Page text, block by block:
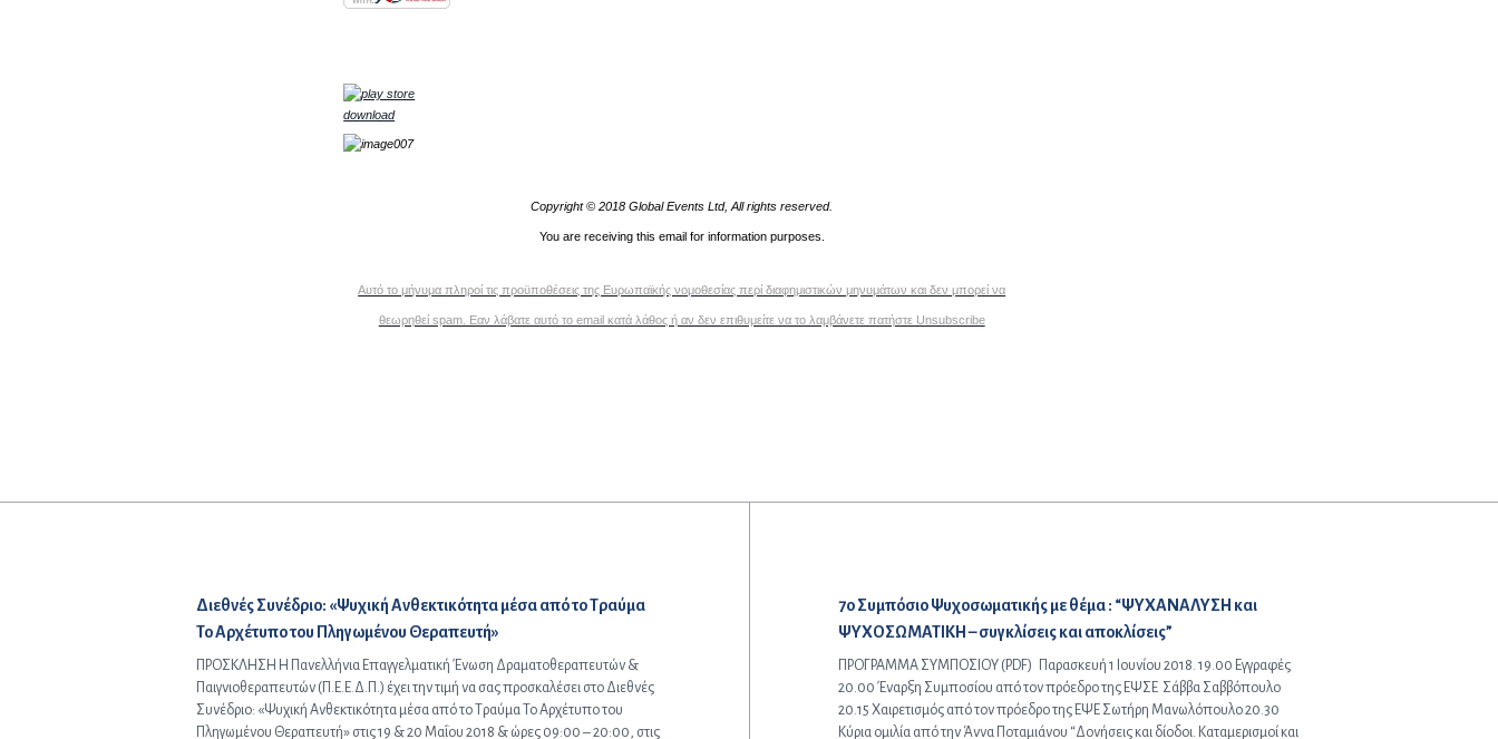
Copyright © 2018 Global Events Ltd, All rights reserved.
You are receiving this email for information purposes.
Αυτό το μήνυμα πληροί τις προϋποθέσεις της Ευρωπαϊκής νομοθεσίας περί διαφημιστικών μηνυμάτων και δεν μπορεί να
θεωρηθεί spam. Εαν λάβατε αυτό το email κατά λάθος ή αν δεν επιθυμείτε να το λαμβάνετε πατήστε Unsubscribe
Προηγούμενο άρθρο:
Διεθνές Συνέδριο: «Ψυχική Ανθεκτικότητα μέσα από το Τραύμα
Το Αρχέτυπο του Πληγωμένου Θεραπευτή»
ΠΡΟΣΚΛΗΣΗ Η Πανελλήνια Επαγγελματική Ένωση Δραματοθεραπευτών &
Παιγνιοθεραπευτών (Π.Ε.Ε.Δ.Π.) έχει την τιμή να σας προσκαλέσει στο Διεθνές
Συνέδριο: «Ψυχική Ανθεκτικότητα μέσα από το Τραύμα Το Αρχέτυπο του
Πληγωμένου Θεραπευτή» στις 19 & 20 Μαΐου 2018 & ώρες 09:00 – 20:00, στις
Επόμενο άρθρο:
7ο Συμπόσιο Ψυχοσωματικής με θέμα : “ΨΥΧΑΝΑΛΥΣΗ και
ΨΥΧΟΣΩΜΑΤΙΚΗ – συγκλίσεις και αποκλίσεις”
ΠΡΟΓΡΑΜΜΑ ΣΥΜΠΟΣΙΟΥ (PDF) Παρασκευή 1 Ιουνίου 2018. 19.00 Εγγραφές
20.00 Έναρξη Συμποσίου από τον πρόεδρο της ΕΨΣΕ Σάββα Σαββόπουλο
20.15 Χαιρετισμός από τον πρόεδρο της ΕΨΕ Σωτήρη Μανωλόπουλο 20.30
Κύρια ομιλία από την Άννα Ποταμιάνου “Δονήσεις και δίοδοι. Καταμερισμοί και